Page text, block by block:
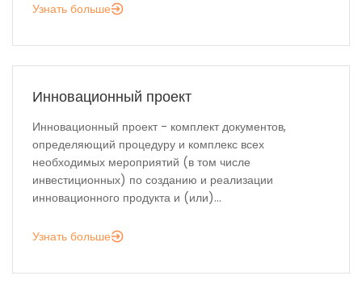
Узнать больше
Инновационный проект
Инновационный проект - комплект документов,
определяющий процедуру и комплекс всех
необходимых мероприятий (в том числе
инвестиционных) по созданию и реализации
инновационного продукта и (или)...
Узнать больше